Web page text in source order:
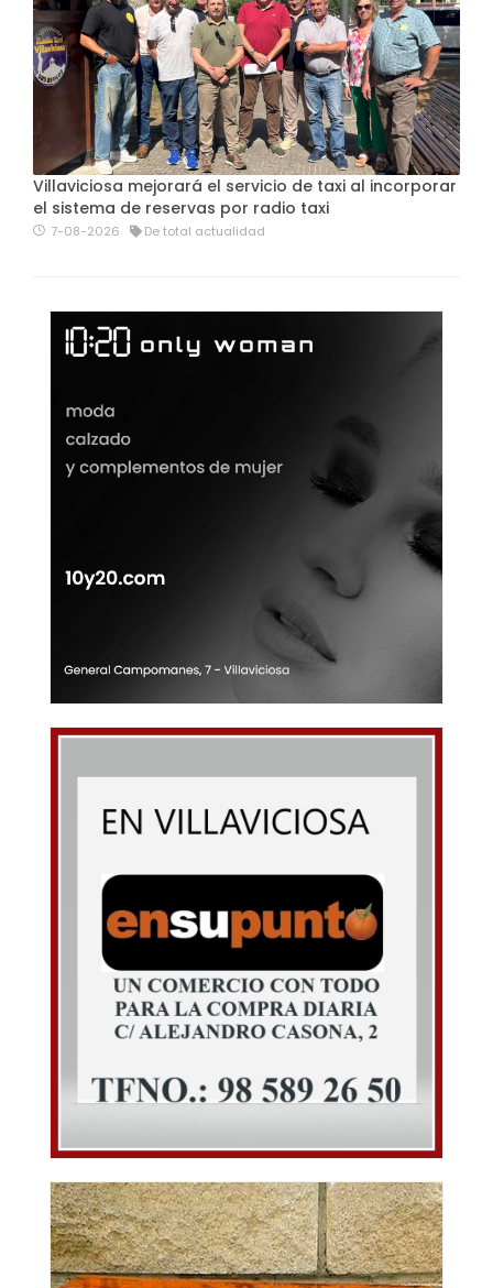
Villaviciosa mejorará el servicio de taxi al incorporar
el sistema de reservas por radio taxi
7-08-2026 De total actualidad